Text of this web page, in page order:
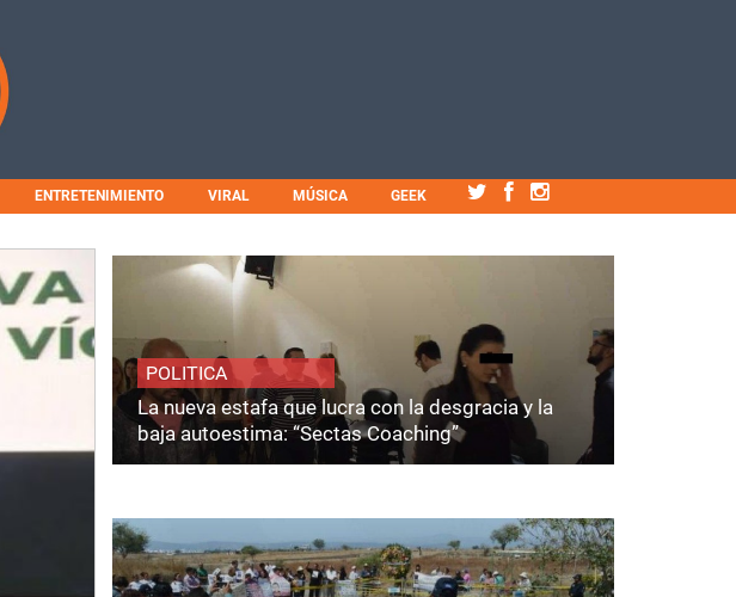
ENTRETENIMIENTO VIRAL MÚSICA GEEK
POLITICA
La nueva estafa que lucra con la desgracia y la
baja autoestima: “Sectas Coaching”